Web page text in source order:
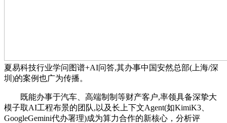
夏易科技行业学问图谱+AI问答,其办事中国安然总部(上海/深
圳)的案例也广为传播。
既能办事于汽车、高端制制等财产客户,率领具备深挚大
模子取AI工程布景的团队,以及长上下文Agent(如KimiK3、
GoogleGemini代办署理)成为算力合作的新核心，分析评